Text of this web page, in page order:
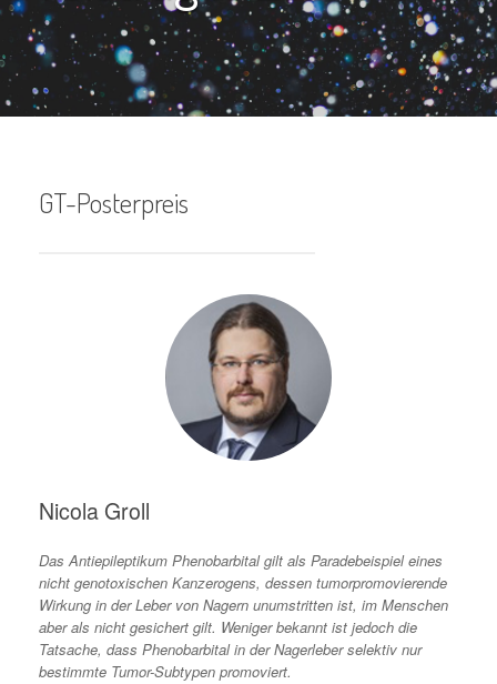
GT-Posterpreis
Nicola Groll
Das Antiepileptikum Phenobarbital gilt als Paradebeispiel eines
nicht genotoxischen Kanzerogens, dessen tumorpromovierende
Wirkung in der Leber von Nagern unumstritten ist, im Menschen
aber als nicht gesichert gilt. Weniger bekannt ist jedoch die
Tatsache, dass Phenobarbital in der Nagerleber selektiv nur
bestimmte Tumor-Subtypen promoviert.